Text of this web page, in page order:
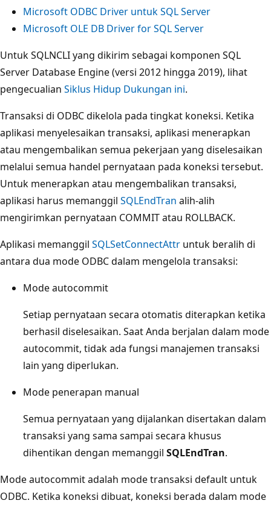
Microsoft ODBC Driver untuk SQL Server
Microsoft OLE DB Driver for SQL Server
Untuk SQLNCLI yang dikirim sebagai komponen SQL
Server Database Engine (versi 2012 hingga 2019), lihat
pengecualian Siklus Hidup Dukungan ini.
Transaksi di ODBC dikelola pada tingkat koneksi. Ketika
aplikasi menyelesaikan transaksi, aplikasi menerapkan
atau mengembalikan semua pekerjaan yang diselesaikan
melalui semua handel pernyataan pada koneksi tersebut.
Untuk menerapkan atau mengembalikan transaksi,
aplikasi harus memanggil SQLEndTran alih-alih
mengirimkan pernyataan COMMIT atau ROLLBACK.
Aplikasi memanggil SQLSetConnectAttr untuk beralih di
antara dua mode ODBC dalam mengelola transaksi:
Mode autocommit
Setiap pernyataan secara otomatis diterapkan ketika
berhasil diselesaikan. Saat Anda berjalan dalam mode
autocommit, tidak ada fungsi manajemen transaksi
lain yang diperlukan.
Mode penerapan manual
Semua pernyataan yang dijalankan disertakan dalam
transaksi yang sama sampai secara khusus
dihentikan dengan memanggil SQLEndTran.
Mode autocommit adalah mode transaksi default untuk
ODBC. Ketika koneksi dibuat, koneksi berada dalam mode